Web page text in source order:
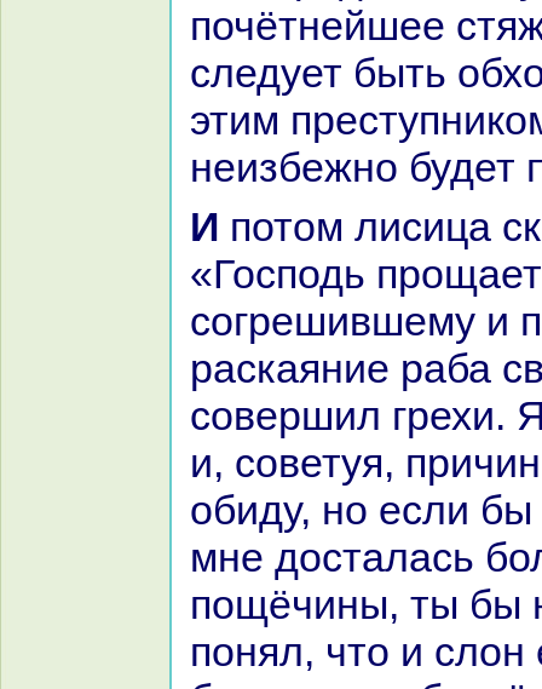
почётнейшее
следует быть
этим
неизбежно будет
И потом лисица сказала волку:
«Господь
согрешившему и
paскаяние paба
совершил грехи.
и, советуя,
обиду, но если
мне досталась
пощёчины, ты бы
понял, что и